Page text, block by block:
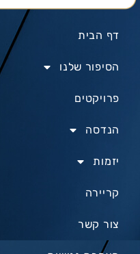
דף הבית
הסיפור שלנו
פרויקטים
הנדסה
יזמות
קריירה
צור קשר